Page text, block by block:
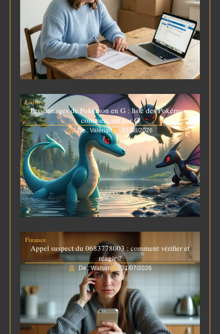
Loisirs
Personnages de Pokémon en G : liste des Pokémons
commençant par G
De : Valérian 01/08/2026
Finance
Appel suspect du 0683778003 : comment vérifier et
réagir ?
De : Watson 31/07/2026